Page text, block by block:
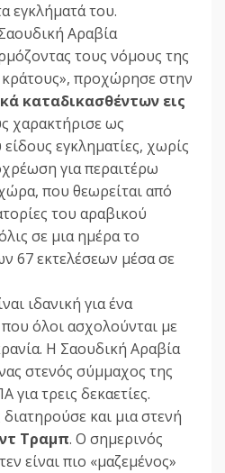
εγκλήματά του.
Αραβία
τους νόμους της
κράτους», προχώρησε στην
καταδικασθέντων εις
χαρακτήρισε ως
εγκληματίες, χωρίς
για περαιτέρω
που θεωρείται από
του αραβικού
σε μια ημέρα το
67 εκτελέσεων μέσα σε
ιδανική για ένα
όλοι ασχολούνται με
Η Σαουδική Αραβία
στενός σύμμαχος της
για τρεις δεκαετίες.
και μια στενή
Τραμπ. Ο σημερινός
είναι πιο «μαζεμένος»